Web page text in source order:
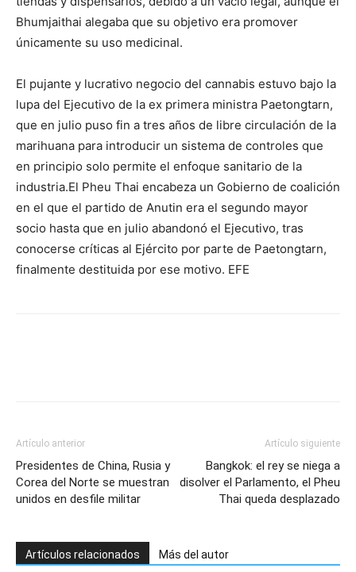
Bhumjaithai alegaba que su objetivo era promover
únicamente su uso medicinal.
El pujante y lucrativo negocio del cannabis estuvo bajo la
lupa del Ejecutivo de la ex primera ministra Paetongtarn,
que en julio puso fin a tres años de libre circulación de la
marihuana para introducir un sistema de controles que
en principio solo permite el enfoque sanitario de la
industria.El Pheu Thai encabeza un Gobierno de coalición
en el que el partido de Anutin era el segundo mayor
socio hasta que en julio abandonó el Ejecutivo, tras
conocerse críticas al Ejército por parte de Paetongtarn,
finalmente destituida por ese motivo. EFE
Artículo anterior
Presidentes de China, Rusia y
Corea del Norte se muestran
unidos en desfile militar
Artículo siguiente
Bangkok: el rey se niega a
disolver el Parlamento, el Pheu
Thai queda desplazado
Artículos relacionados Más del autor